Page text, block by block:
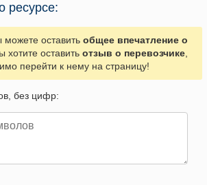
ресурсе:
можете оставить общее впечатление о
хотите оставить отзыв о перевозчике,
перейти к нему на страницу!
без цифр: